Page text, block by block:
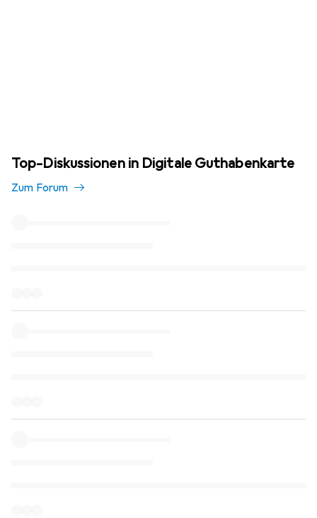
Top-Diskussionen in Digitale Guthabenkarte
Zum Forum